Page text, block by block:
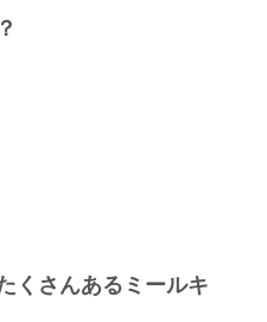
くさんあるミールキ